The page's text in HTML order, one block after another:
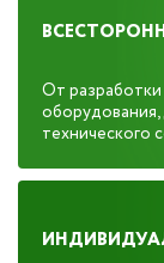
От
оборудования,
технического